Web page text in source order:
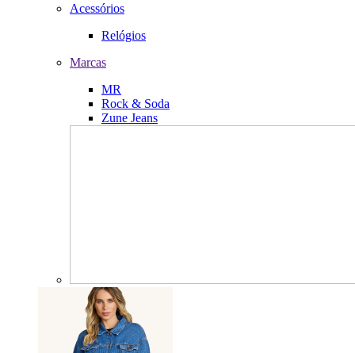
Acessórios
Relógios
Marcas
MR
Rock & Soda
Zune Jeans